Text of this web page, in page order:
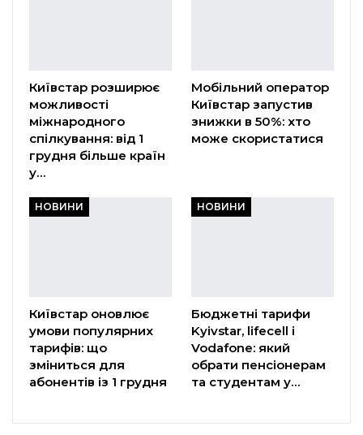
Київстар розширює
можливості
міжнародного
спілкування: від 1
грудня більше країн
у…
Мобільний оператор
Київстар запустив
знижки в 50%: хто
може скористатися
НОВИНИ
Київстар оновлює
умови популярних
тарифів: що
зміниться для
абонентів із 1 грудня
НОВИНИ
Бюджетні тарифи
Kyivstar, lifecell і
Vodafone: який
обрати пенсіонерам
та студентам у…